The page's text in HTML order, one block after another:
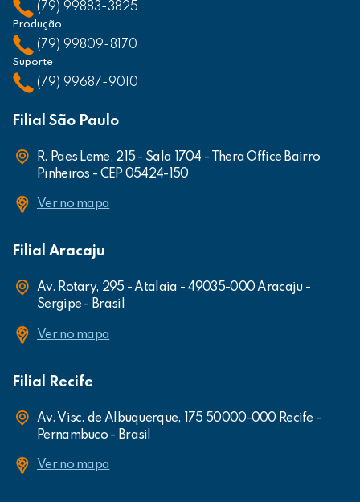
(79) 99883-3825
Produção
(79) 99809-8170
Suporte
(79) 99687-9010
Filial São Paulo
R. Paes Leme, 215 - Sala 1704 - Thera Office Bairro
Pinheiros - CEP 05424-150
Ver no mapa
Filial Aracaju
Av. Rotary, 295 - Atalaia - 49035-000 Aracaju -
Sergipe - Brasil
Ver no mapa
Filial Recife
Av. Visc. de Albuquerque, 175 50000-000 Recife -
Pernambuco - Brasil
Ver no mapa